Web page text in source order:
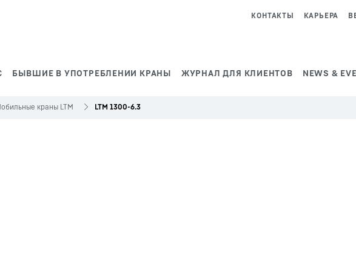
БЫВШИЕ В УПОТРЕБЛЕНИИ КРАНЫ ЖУРНАЛ ДЛЯ КЛИЕНТОВ NEWS &
КАРЬЕРА
КОНТАКТЫ
краны LTM LTM 1300-6.3